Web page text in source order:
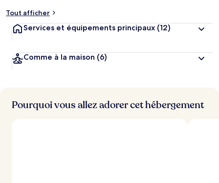
Tout afficher
Services et équipements principaux (12)
Comme à la maison (6)
Pourquoi vous allez adorer cet hébergement